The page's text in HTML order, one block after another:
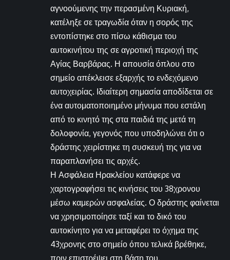
αγνοούμενης την περασμένη Κυριακή,
κατέληξε σε τραγωδία όταν η σορός της
εντοπίστηκε στο πίσω κάθισμα του
αυτοκινήτου της σε αγροτική περιοχή της
Αγίας Βαρβάρας. Η απουσία όπλου στο
σημείο απέκλεισε εξαρχής το ενδεχόμενο
αυτοχειρίας. Ιδιαίτερη σημασία αποδίδεται σε
ένα αυτοματοποιημένο μήνυμα που εστάλη
από το κινητό της στα παιδιά της μετά τη
δολοφονία, γεγονός που υποδηλώνει ότι ο
δράστης χειρίστηκε τη συσκευή της για να
παραπλανήσει τις αρχές.
Η Ασφάλεια Ηρακλείου κατάφερε να
χαρτογραφήσει τις κινήσεις του 38χρονου
μέσω καμερών ασφαλείας. Ο δράστης φαίνεται
να χρησιμοποίησε ταξί και το δικό του
αυτοκίνητο για να μεταφέρει το όχημα της
43χρονης στο σημείο όπου τελικά βρέθηκε,
πριν επιστρέψει στη βάση του.